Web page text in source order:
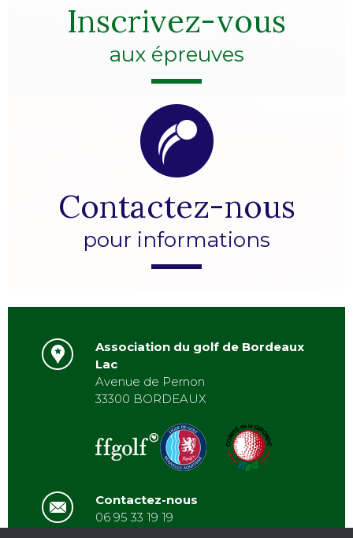
Inscrivez-vous
aux épreuves
Contactez-nous
pour informations
Association du golf de Bordeaux
Lac
Avenue de Pernon
33300 BORDEAUX
Contactez-nous
06 95 33 19 19